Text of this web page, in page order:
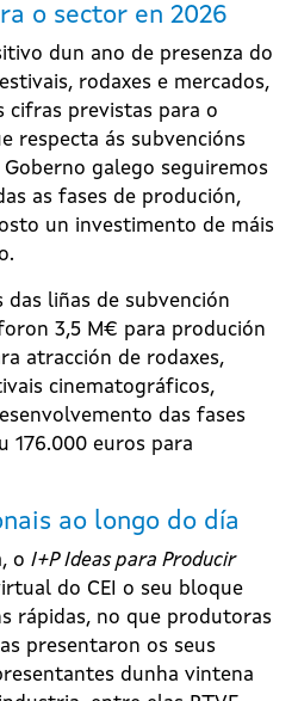
o sector en 2026
dun ano de presenza do
rodaxes e mercados,
cifras previstas para o
respecta ás subvencións
galego seguiremos
as fases de produción,
un investimento de máis
liñas de subvención
3,5 M€ para produción
atracción de rodaxes,
cinematográficos,
das fases
176.000 euros para
ao longo do día
o I+P Ideas para Producir
do CEI o seu bloque
rápidas, no que produtoras
presentaron os seus
dunha vintena